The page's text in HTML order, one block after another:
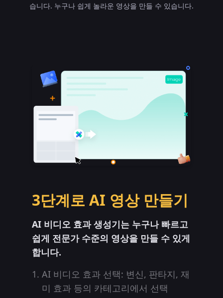
습니다. 누구나 쉽게 놀라운 영상을 만들 수 있습니다.
3단계로 AI 영상 만들기
AI 비디오 효과 생성기는 누구나 빠르고
쉽게 전문가 수준의 영상을 만들 수 있게
합니다.
AI 비디오 효과 선택: 변신, 판타지, 재
미 효과 등의 카테고리에서 선택